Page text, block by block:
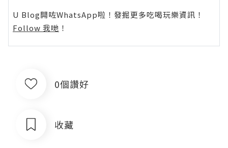
U Blog開咗WhatsApp啦！發掘更多吃喝玩樂資訊！
Follow 我哋 ！
0個讚好
收藏